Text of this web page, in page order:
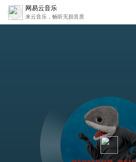
网易云音乐
来云音乐，畅听无损音质